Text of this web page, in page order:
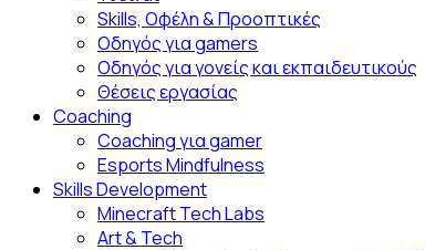
Skills, Οφέλη & Προοπτικές
Οδηγός για gamers
Οδηγός για γονείς και εκπαιδευτικούς
Θέσεις εργασίας
Coaching
Coaching για gamer
Esports Mindfulness
Skills Development
Minecraft Tech Labs
Art & Tech